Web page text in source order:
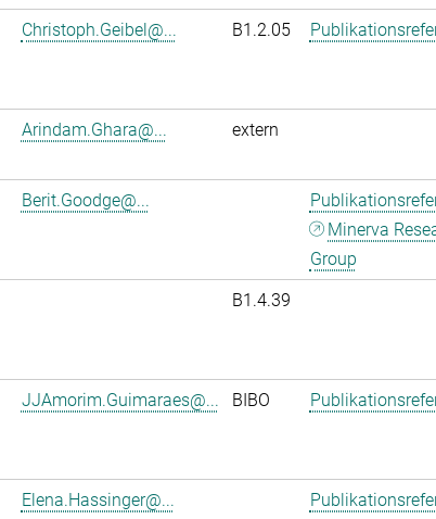
Christoph.Geibel@... B1.2.05
Arindam.Ghara@... extern
Berit.Goodge@...
Minerva
Group
B1.4.39
JJAmorim.Guimaraes@... BIBO
Elena.Hassinger@...